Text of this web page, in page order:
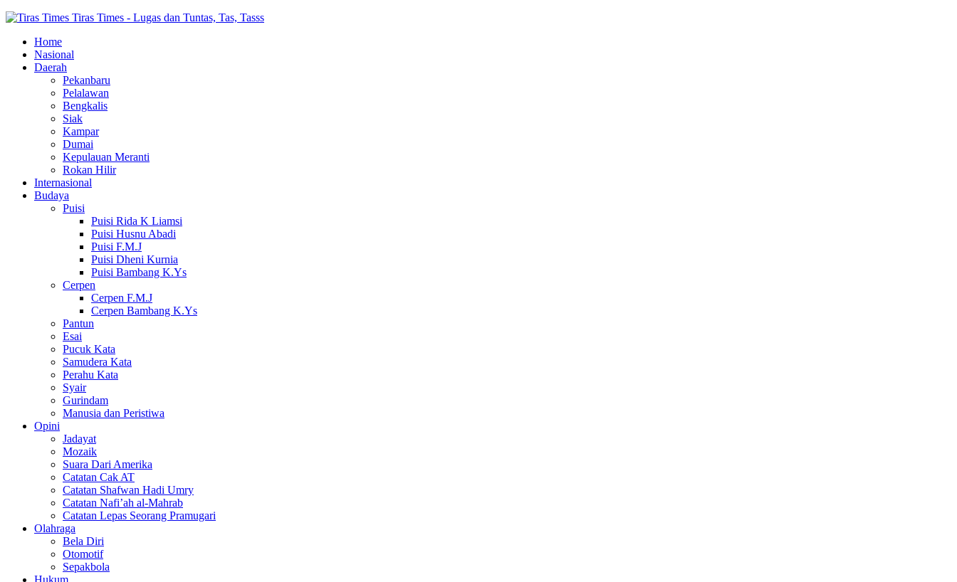
Tiras Times - Lugas dan Tuntas, Tas, Tasss
Home
Nasional
Daerah
Pekanbaru
Pelalawan
Bengkalis
Siak
Kampar
Dumai
Kepulauan Meranti
Rokan Hilir
Internasional
Budaya
Puisi
Puisi Rida K Liamsi
Puisi Husnu Abadi
Puisi F.M.J
Puisi Dheni Kurnia
Puisi Bambang K.Ys
Cerpen
Cerpen F.M.J
Cerpen Bambang K.Ys
Pantun
Esai
Pucuk Kata
Samudera Kata
Perahu Kata
Syair
Gurindam
Manusia dan Peristiwa
Opini
Jadayat
Mozaik
Suara Dari Amerika
Catatan Cak AT
Catatan Shafwan Hadi Umry
Catatan Nafi’ah al-Mahrab
Catatan Lepas Seorang Pramugari
Olahraga
Bela Diri
Otomotif
Sepakbola
Hukum